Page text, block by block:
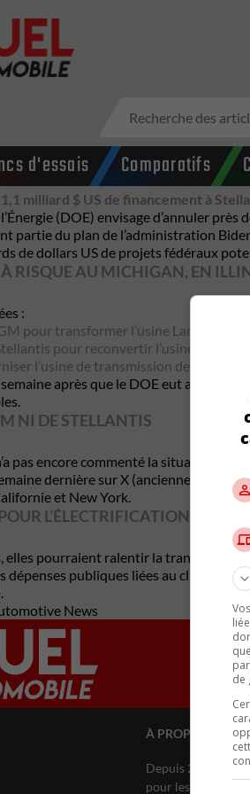
d'essais Comparatifs
milliard $ US de financement à
(DOE) envisage d’annuler
partie du plan de l’administration
de dollars US de projets fédéraux
À RISQUE AU MICHIGAN, EN
:
pour transformer l’usine Lansing
pour reconvertir l’usine
l’usine de transmission de
après que le DOE eut
NI DE STELLANTIS
pas encore commenté la situation,
dernière sur X (anciennement
et New York.
L’ÉLECTRIFICATION DE
elles pourraient ralentir la transition
publiques liées au climat.
News
À PROPOS DE
Depuis 20 ans,
pour les amateurs
de